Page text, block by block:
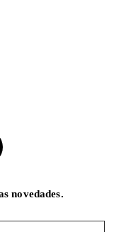
novedades.